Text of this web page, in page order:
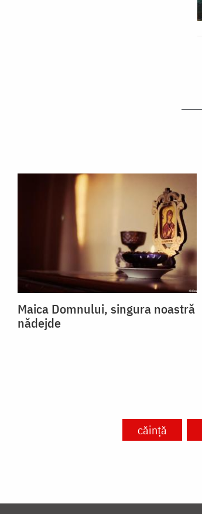
Maica Domnului, singura noastră
nădejde
căință